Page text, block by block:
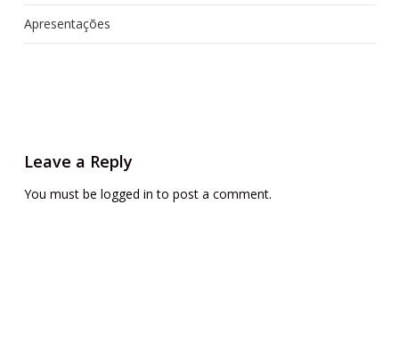
Apresentações
Leave a Reply
You must be logged in to post a comment.